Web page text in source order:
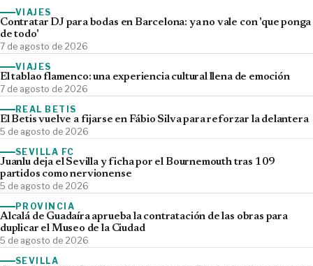
VIAJES
Contratar DJ para bodas en Barcelona: ya no vale con 'que ponga
de todo'
7 de agosto de 2026
VIAJES
El tablao flamenco: una experiencia cultural llena de emoción
7 de agosto de 2026
REAL BETIS
El Betis vuelve a fijarse en Fábio Silva para reforzar la delantera
5 de agosto de 2026
SEVILLA FC
Juanlu deja el Sevilla y ficha por el Bournemouth tras 109
partidos como nervionense
5 de agosto de 2026
PROVINCIA
Alcalá de Guadaíra aprueba la contratación de las obras para
duplicar el Museo de la Ciudad
5 de agosto de 2026
SEVILLA